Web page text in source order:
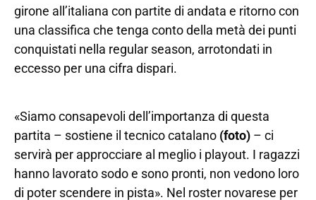
girone all’italiana con partite di andata e ritorno con
una classifica che tenga conto della metà dei punti
conquistati nella regular season, arrotondati in
eccesso per una cifra dispari.
«Siamo consapevoli dell’importanza di questa
partita – sostiene il tecnico catalano (foto) – ci
servirà per approcciare al meglio i playout. I ragazzi
hanno lavorato sodo e sono pronti, non vedono loro
di poter scendere in pista». Nel roster novarese per